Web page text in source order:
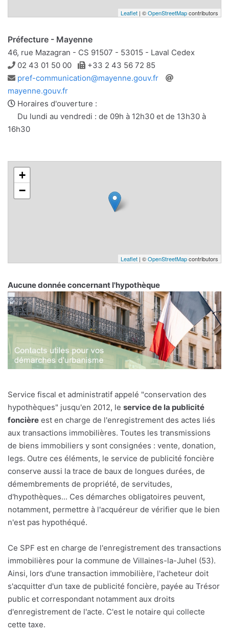
Leaflet | ©OpenStreetMapcontributors
Préfecture - Mayenne
46, rue Mazagran - CS 91507 - 53015 - Laval Cedex
Téléphone
02 43 01 50 00 Télécopie
+33 2 43 56 72 85
Adresse
e-
mail
pref-communication@mayenne.gouv.fr
mayenne.gouv.fr
Horaires d'ouverture :
Du lundi au vendredi : de 09h à 12h30 et de 13h30 à
16h30
+
−
Leaflet | ©OpenStreetMapcontributors
Aucune donnée concernant l'hypothèque
Service fiscal et administratif appelé "conservation des
hypothèques" jusqu'en 2012, le service de la publicité
foncière est en charge de l'enregistrement des actes liés
aux transactions immobilières. Toutes les transmissions
de biens immobiliers y sont consignées : vente, donation,
legs. Outre ces éléments, le service de publicité foncière
conserve aussi la trace de baux de longues durées, de
démembrements de propriété, de servitudes,
d'hypothèques... Ces démarches obligatoires peuvent,
notamment, permettre à l'acquéreur de vérifier que le bien
n'est pas hypothéqué.
Ce SPF est en charge de l'enregistrement des transactions
immobilières pour la commune de Villaines-la-Juhel (53).
Ainsi, lors d'une transaction immobilière, l'acheteur doit
s'acquitter d'un taxe de publicité foncière, payée au Trésor
public et correspondant notamment aux droits
d'enregistrement de l'acte. C'est le notaire qui collecte
cette taxe.